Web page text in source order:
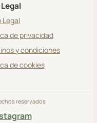
Legal
de privacidad
y condiciones
de cookies
reservados